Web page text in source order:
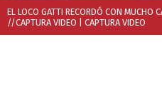
EL LOCO GATTI RECORDÓ CON MUCHO
//CAPTURA VIDEO | CAPTURA VIDEO